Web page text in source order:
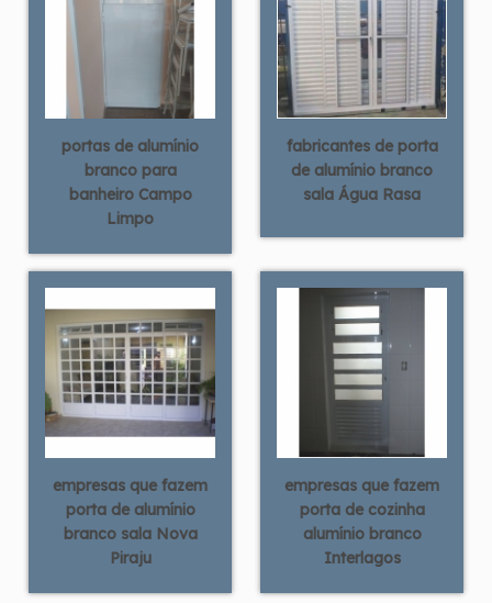
portas de alumínio
branco para
banheiro Campo
Limpo
fabricantes de porta
de alumínio branco
sala Água Rasa
empresas que fazem
porta de alumínio
branco sala Nova
Piraju
empresas que fazem
porta de cozinha
alumínio branco
Interlagos